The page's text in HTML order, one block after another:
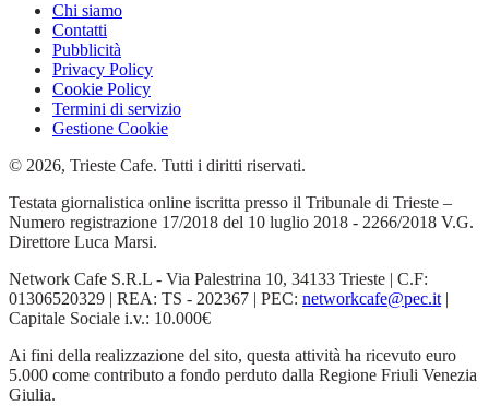
Chi siamo
Contatti
Pubblicità
Privacy Policy
Cookie Policy
Termini di servizio
Gestione Cookie
© 2026, Trieste Cafe. Tutti i diritti riservati.
Testata giornalistica online iscritta presso il Tribunale di Trieste –
Numero registrazione 17/2018 del 10 luglio 2018 - 2266/2018 V.G.
Direttore Luca Marsi.
Network Cafe S.R.L - Via Palestrina 10, 34133 Trieste | C.F:
01306520329 | REA: TS - 202367 | PEC: networkcafe@pec.it |
Capitale Sociale i.v.: 10.000€
Ai fini della realizzazione del sito, questa attività ha ricevuto euro
5.000 come contributo a fondo perduto dalla Regione Friuli Venezia
Giulia.